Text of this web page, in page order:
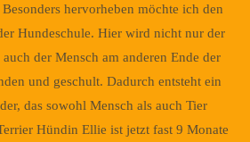
hervorheben möchte ich den
Hundeschule. Hier wird nicht nur der
der Mensch am anderen Ende der
und geschult. Dadurch entsteht ein
das sowohl Mensch als auch Tier
Hündin Ellie ist jetzt fast 9 Monate